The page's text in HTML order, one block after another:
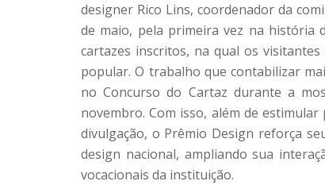
designer Rico Lins, coordenador da
de maio, pela primeira vez na história
cartazes inscritos, na qual os
popular. O trabalho que contabilizar
no Concurso do Cartaz durante a
novembro. Com isso, além de
divulgação, o Prêmio Design reforça
design nacional, ampliando sua
vocacionais da instituição.